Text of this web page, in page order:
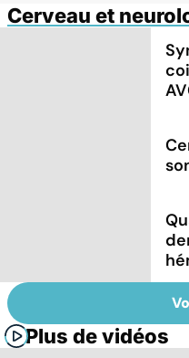
Cerveau et
Plus de vidéos